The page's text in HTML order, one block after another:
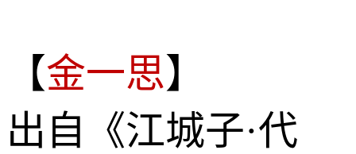
【金一思】
出自《江城子·代